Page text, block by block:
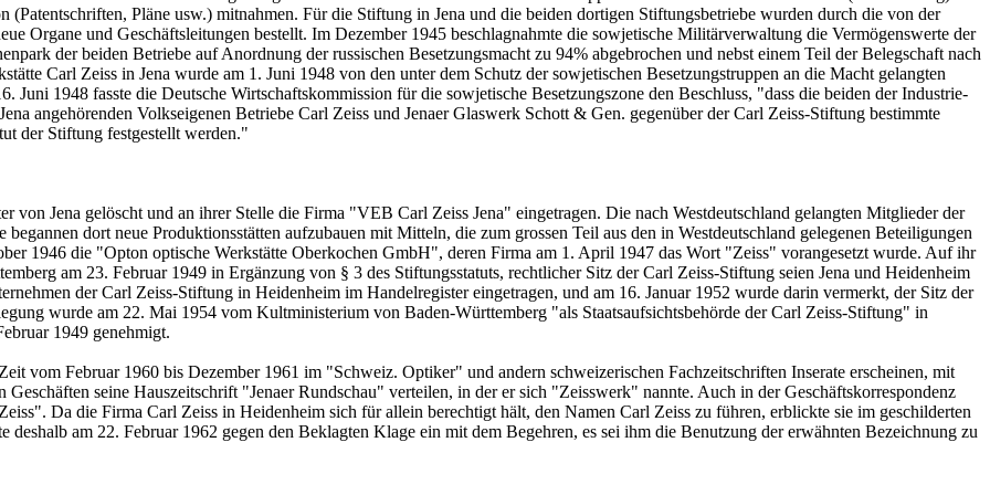
(Patentschriften, Pläne usw.) mitnahmen. Für die Stiftung in Jena und die beiden dortigen Stiftungsbetriebe wurden durch die von der
Organe und Geschäftsleitungen bestellt. Im Dezember 1945 beschlagnahmte die sowjetische Militärverwaltung die Vermögenswerte der
der beiden Betriebe auf Anordnung der russischen Besetzungsmacht zu 94% abgebrochen und nebst einem Teil der Belegschaft nach
Carl Zeiss in Jena wurde am 1. Juni 1948 von den unter dem Schutz der sowjetischen Besetzungstruppen an die Macht gelangten
Juni 1948 fasste die Deutsche Wirtschaftskommission für die sowjetische Besetzungszone den Beschluss, "dass die beiden der Industrie-
angehörenden Volkseigenen Betriebe Carl Zeiss und Jenaer Glaswerk Schott & Gen. gegenüber der Carl Zeiss-Stiftung bestimmte
der Stiftung festgestellt werden."
Jena gelöscht und an ihrer Stelle die Firma "VEB Carl Zeiss Jena" eingetragen. Die nach Westdeutschland gelangten Mitglieder der
dort neue Produktionsstätten aufzubauen mit Mitteln, die zum grossen Teil aus den in Westdeutschland gelegenen Beteiligungen
1946 die "Opton optische Werkstätte Oberkochen GmbH", deren Firma am 1. April 1947 das Wort "Zeiss" vorangesetzt wurde. Auf ihr
am 23. Februar 1949 in Ergänzung von § 3 des Stiftungsstatuts, rechtlicher Sitz der Carl Zeiss-Stiftung seien Jena und Heidenheim
der Carl Zeiss-Stiftung in Heidenheim im Handelregister eingetragen, und am 16. Januar 1952 wurde darin vermerkt, der Sitz der
wurde am 22. Mai 1954 vom Kultministerium von Baden-Württemberg "als Staatsaufsichtsbehörde der Carl Zeiss-Stiftung" in
1949 genehmigt.
vom Februar 1960 bis Dezember 1961 im "Schweiz. Optiker" und andern schweizerischen Fachzeitschriften Inserate erscheinen, mit
seine Hauszeitschrift "Jenaer Rundschau" verteilen, in der er sich "Zeisswerk" nannte. Auch in der Geschäftskorrespondenz
Da die Firma Carl Zeiss in Heidenheim sich für allein berechtigt hält, den Namen Carl Zeiss zu führen, erblickte sie im geschilderten
deshalb am 22. Februar 1962 gegen den Beklagten Klage ein mit dem Begehren, es sei ihm die Benutzung der erwähnten Bezeichnung zu